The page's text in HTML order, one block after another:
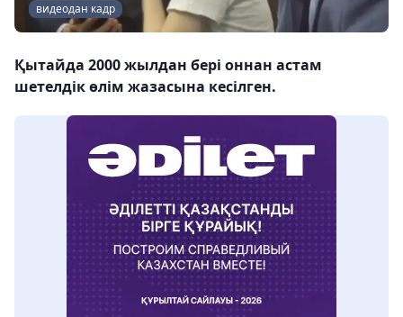
видеодан кадр
Қытайда 2000 жылдан бері оннан астам
шетелдік өлім жазасына кесілген.